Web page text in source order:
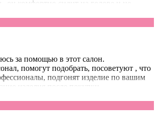
он комфортно сидит на голове и не
даже при длительном использовании.
за помощью в этот салон.
помогут подобрать, посоветуют , что
подгонят изделие по вашим
изделия после покупки.